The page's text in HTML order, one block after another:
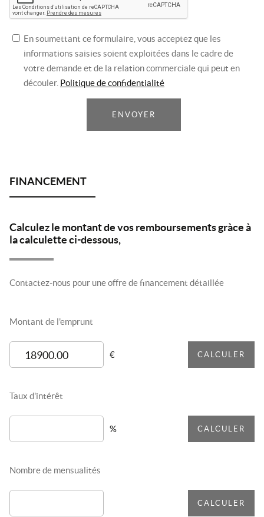
En soumettant ce formulaire, vous acceptez que les
informations saisies soient exploitées dans le cadre de
votre demande et de la relation commerciale qui peut en
découler. Politique de confidentialité
ENVOYER
Calculez le montant de vos remboursements gràce à
la calculette ci-dessous,
Contactez-nous pour une offre de financement détaillée
Montant de l'emprunt
€ CALCULER
Taux d'intérêt
% CALCULER
Nombre de mensualités
CALCULER